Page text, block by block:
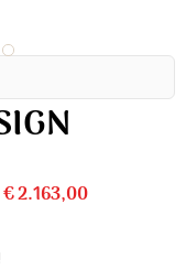
€ 2.163,00